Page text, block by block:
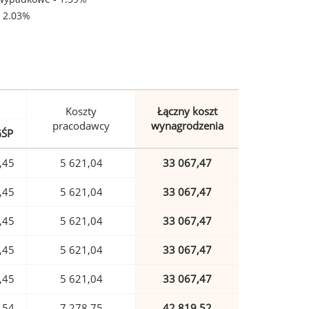
Koszty
pracodawcy
Łączny koszt
wynagrodzenia
5 621,04 33 067,47
5 621,04 33 067,47
5 621,04 33 067,47
5 621,04 33 067,47
5 621,04 33 067,47